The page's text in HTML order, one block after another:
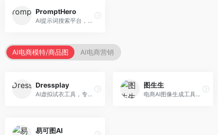
PromptHero
AI提示词搜索平台，整合多种AI工具提示词资源。面向AI创作者，提供提示词搜索、模板库、社区分享等服务，提示词资源丰富。
AI电商模特/商品图 AI电商营销
Dressplay
AI虚拟试衣工具，专注于服装电商体验。面向服装电商，提供虚拟试穿、尺码推荐、穿搭建议等服务，试衣体验真实。
图生生
电商AI图像生成工具，专注于商品图创作。面向电商卖家，提供商品图生成、背景替换、批量处理等服务，商品图质量高。
易可图AI